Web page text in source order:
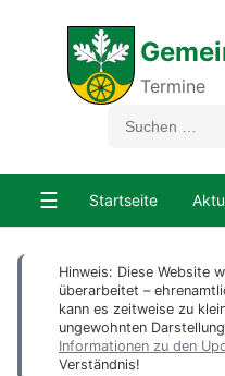
Termine
☰ Startseite
Hinweis: Diese Website
überarbeitet –
kann es zeitweise zu
ungewohnten
Informationen zu den
Verständnis!